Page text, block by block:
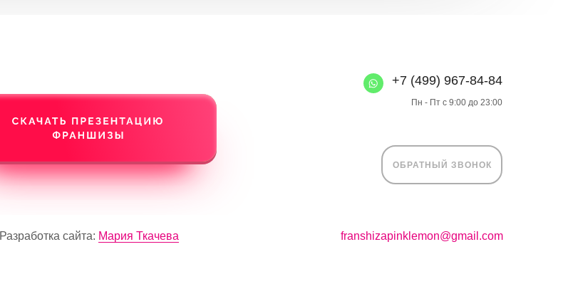
franshizapinklemon@gmail.com
ОБРАТНЫЙ ЗВОНОК
+7 (499) 967-84-84
Разработка сайта: Мария Ткачева
Пн - Пт с 9:00 до 23:00